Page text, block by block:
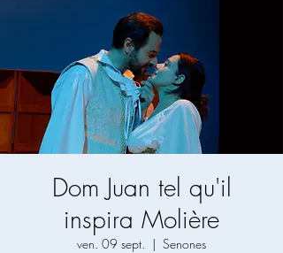
Dom Juan tel qu'il
inspira Molière
ven. 09 sept.
  |
Senones